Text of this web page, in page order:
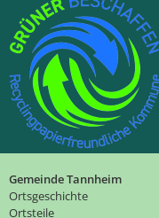
Gemeinde Tannheim
Ortsgeschichte
Ortsteile